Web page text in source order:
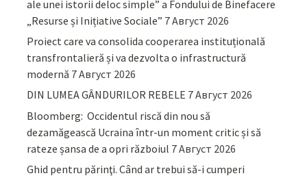
ale unei istorii deloc simple” a Fondului de Binefacere
„Resurse și Inițiative Sociale” 7 Август 2026
Proiect care va consolida cooperarea instituțională
transfrontalieră și va dezvolta o infrastructură
modernă 7 Август 2026
DIN LUMEA GÂNDURILOR REBELE 7 Август 2026
Bloomberg: Occidentul riscă din nou să
dezamăgească Ucraina într-un moment critic și să
rateze șansa de a opri războiul 7 Август 2026
Ghid pentru părinţi. Când ar trebui să-i cumperi